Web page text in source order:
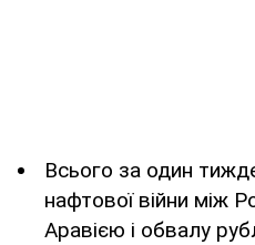
Всього за один
нафтової війни між
Аравією і обвалу